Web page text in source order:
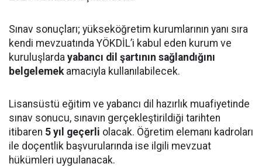
Sınav sonuçları; yükseköğretim kurumlarının yanı sıra
kendi mevzuatında YÖKDİL’i kabul eden kurum ve
kuruluşlarda yabancı dil şartının sağlandığını
belgelemekamacıyla kullanılabilecek.
Lisansüstü eğitim ve yabancı dil hazırlık muafiyetinde
sınav sonucu, sınavın gerçekleştirildiği tarihten
itibaren 5 yıl geçerli olacak. Öğretim elemanı kadroları
ile doçentlik başvurularında ise ilgili mevzuat
hükümleri uygulanacak.